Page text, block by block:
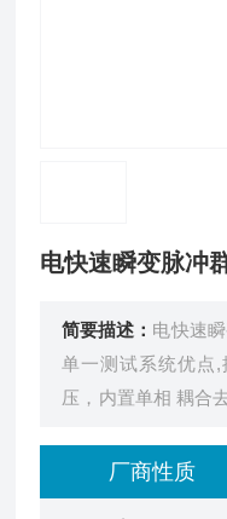
电快速瞬变脉冲
简要描述： 电快速
单一测试系统优点
压，内置单相 耦合
厂商性质